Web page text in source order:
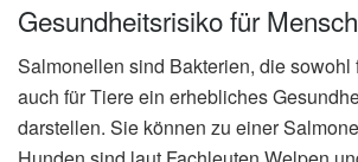
Gesundheitsrisiko für
Salmonellen sind Bakterien, die sowohl
auch für Tiere ein erhebliches
darstellen. Sie können zu einer